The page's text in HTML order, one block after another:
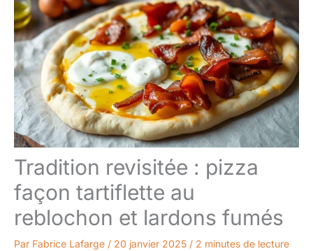
Tradition revisitée : pizza
façon tartiflette au
reblochon et lardons fumés
Par Fabrice Lafarge / 20 janvier 2025 / 2 minutes de lecture